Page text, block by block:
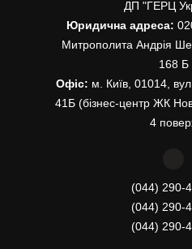
ДП "ГЕРЦ
Юридична адреса:
Митрополита Андрія
168 Б
Офіс: м. Київ, 01014,
41Б (бізнес-центр ЖК
4
(044) 290-
(044) 290-
(044) 290-